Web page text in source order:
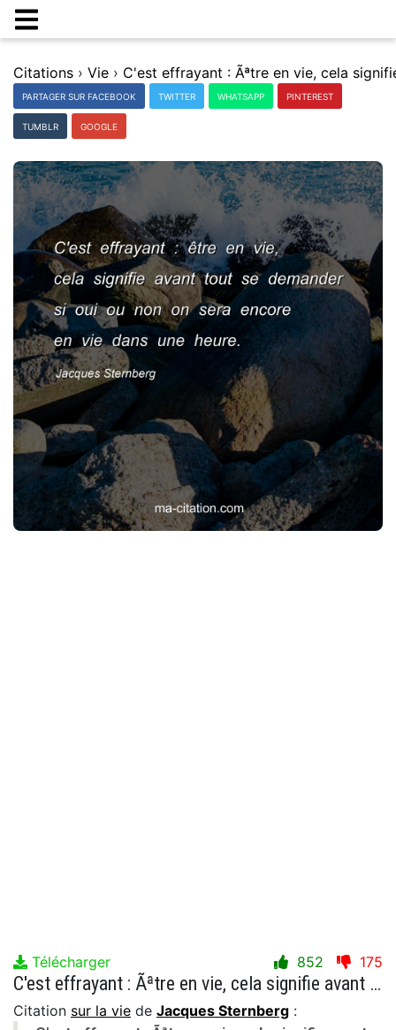
Citations › Vie ›
PARTAGER SUR FACEBOOK TWITTER WHATSAPP PINTEREST
TUMBLR GOOGLE
Télécharger 852 175
C'est effrayant : Ãªtre en vie, cela signifie avant tout se demander si oui ou non on sera encore en vie dans une heure.
Citation sur la vie de Jacques Sternberg :